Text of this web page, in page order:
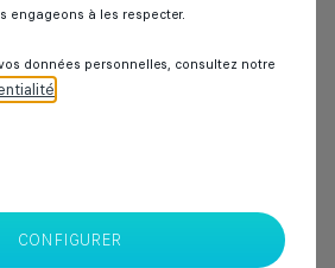
2023
engageons à les respecter.
données personnelles, consultez notre
CONFIGURER